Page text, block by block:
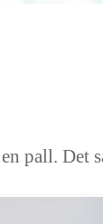
pall. Det